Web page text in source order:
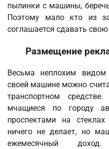
пылинки с машины,
Поэтому мало кто из
соглашается сдавать
Размещение
Весьма неплохим видом
своей машине можно
транспортном
мчащиеся по городу
проспектами на
ничего не делает, но
ежемесячный